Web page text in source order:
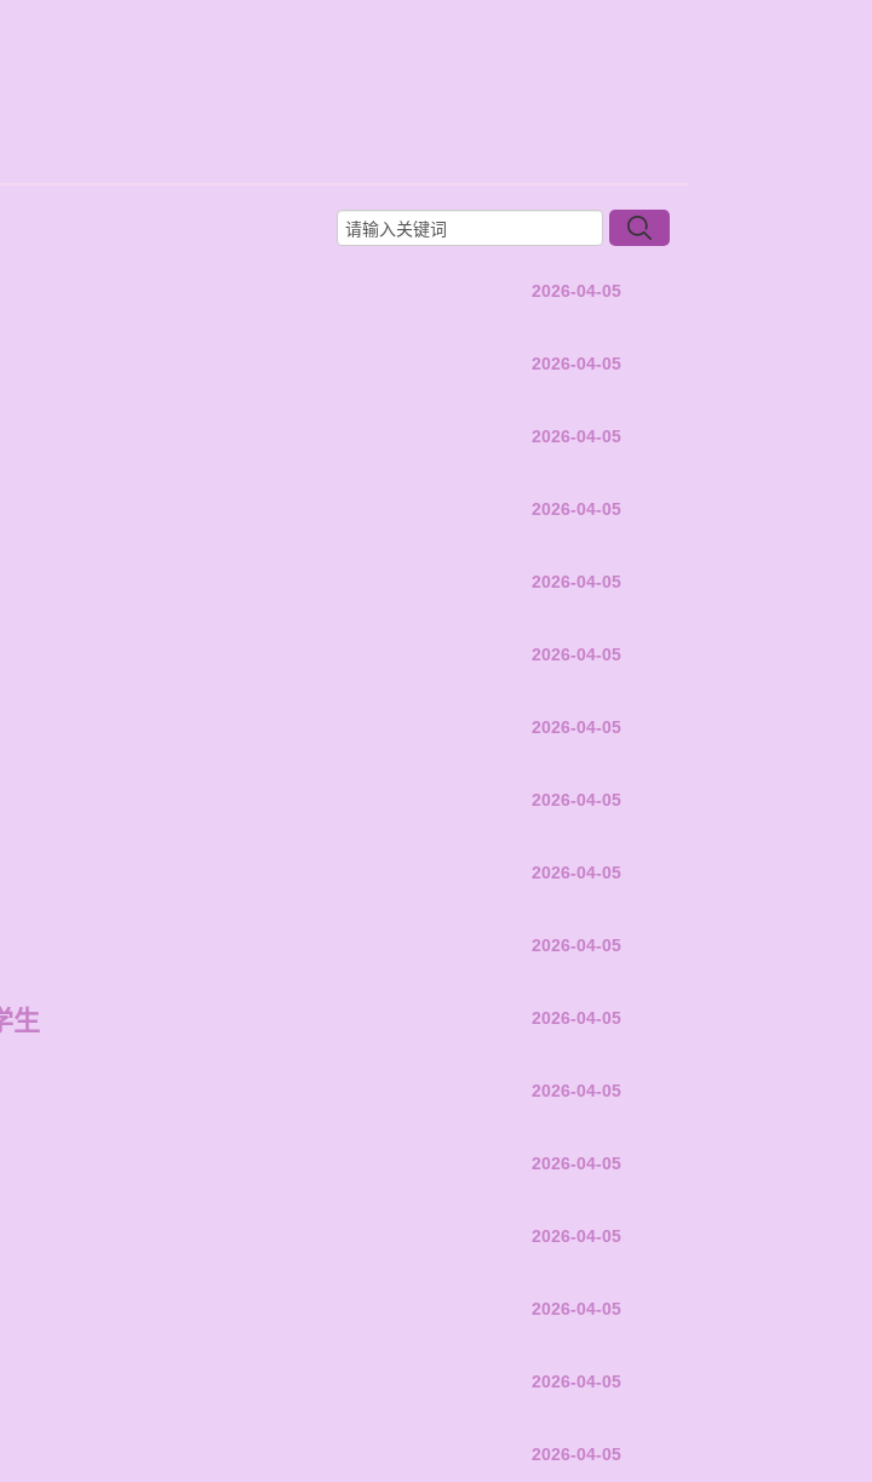
2026-04-05
2026-04-05
2026-04-05
2026-04-05
2026-04-05
2026-04-05
2026-04-05
2026-04-05
2026-04-05
2026-04-05
生 2026-04-05
2026-04-05
2026-04-05
2026-04-05
2026-04-05
2026-04-05
2026-04-05